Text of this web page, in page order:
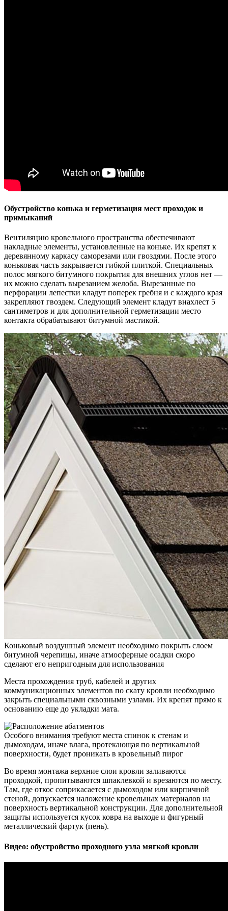
Обустройство конька и герметизация мест проходок и
примыканий
Вентиляцию кровельного пространства обеспечивают
накладные элементы, установленные на коньке. Их крепят к
деревянному каркасу саморезами или гвоздями. После этого
коньковая часть закрывается гибкой плиткой. Специальных
полос мягкого битумного покрытия для внешних углов нет —
их можно сделать вырезанием желоба. Вырезанные по
перфорации лепестки кладут поперек гребня и с каждого края
закрепляют гвоздем. Следующий элемент кладут внахлест 5
сантиметров и для дополнительной герметизации место
контакта обрабатывают битумной мастикой.
Коньковый воздушный элемент необходимо покрыть слоем
битумной черепицы, иначе атмосферные осадки скоро
сделают его непригодным для использования
Места прохождения труб, кабелей и других
коммуникационных элементов по скату кровли необходимо
закрыть специальными сквозными узлами. Их крепят прямо к
основанию еще до укладки мата.
Особого внимания требуют места спинок к стенам и
дымоходам, иначе влага, протекающая по вертикальной
поверхности, будет проникать в кровельный пирог
Во время монтажа верхние слои кровли заливаются
проходкой, пропитываются шпаклевкой и врезаются по месту.
Там, где откос соприкасается с дымоходом или кирпичной
стеной, допускается наложение кровельных материалов на
поверхность вертикальной конструкции. Для дополнительной
защиты используется кусок ковра на выходе и фигурный
металлический фартук (пень).
Видео: обустройство проходного узла мягкой кровли